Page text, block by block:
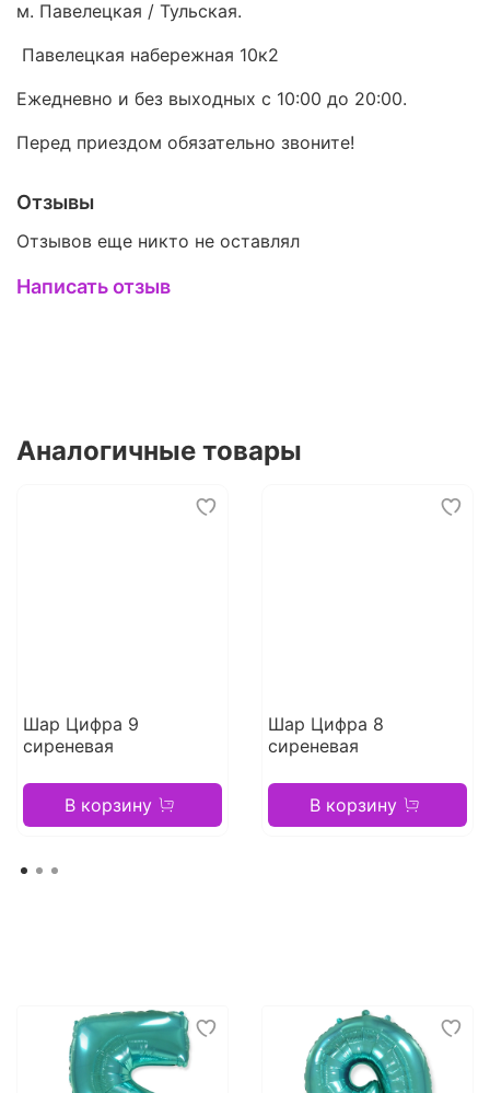
м. Павелецкая / Тульская.
Павелецкая набережная 10к2
Ежедневно и без выходных с 10:00 до 20:00.
Перед приездом обязательно звоните!
Отзывы
Отзывов еще никто не оставлял
Написать отзыв
Аналогичные товары
Шар Цифра 9
сиреневая
В корзину
Шар Цифра 8
сиреневая
В корзину